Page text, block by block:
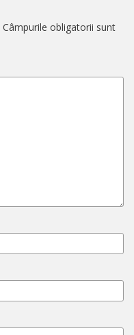
Câmpurile obligatorii sunt